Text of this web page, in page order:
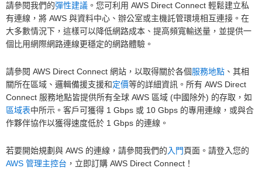
請參閱我們的彈性建議 。您可利用 AWS Direct Connect 輕鬆建立私
有連線，將 AWS 與資料中心、辦公室或主機託管環境相互連接。在
大多數情況下，這樣可以降低網路成本、提高頻寬輸送量，並提供一
個比用網際網路連線更穩定的網路體驗。
請參閱 AWS Direct Connect 網站，以取得關於各個服務地點 、其相
關所在區域、邏輯備援支援和定價等的詳細資訊。所有 AWS Direct
Connect 服務地點皆提供所有全球 AWS 區域 (中國除外) 的存取，如
區域表中所示。客戶可獲得 1 Gbps 或 10 Gbps 的專用連線，或與合
作夥伴協作以獲得速度低於 1 Gbps 的連線。
若要開始規劃與 AWS 的連線，請參閱我們的 入門頁面。請登入您的
AWS 管理主控台 ，立即訂購 AWS Direct Connect！